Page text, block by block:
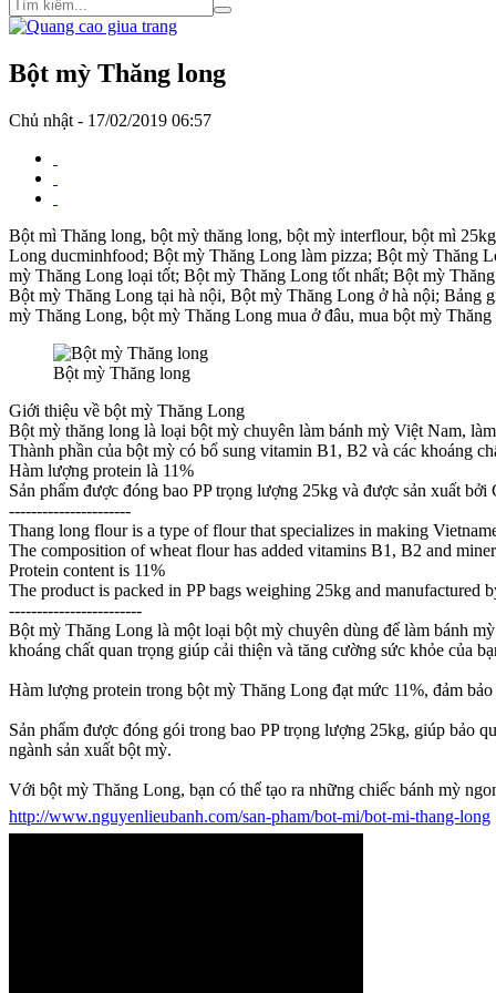
Bột mỳ Thăng long
Chủ nhật - 17/02/2019 06:57
Bột mì Thăng long, bột mỳ thăng long, bột mỳ interflour, bột mì
Long ducminhfood; Bột mỳ Thăng Long làm pizza; Bột mỳ Thăng
mỳ Thăng Long loại tốt; Bột mỳ Thăng Long tốt nhất; Bột mỳ
Bột mỳ Thăng Long tại hà nội, Bột mỳ Thăng Long ở hà nội; Bảng
mỳ Thăng Long, bột mỳ Thăng Long mua ở đâu, mua bột mỳ
Bột mỳ Thăng long
Giới thiệu về bột mỳ Thăng Long
Bột mỳ thăng long là loại bột mỳ chuyên làm bánh mỳ Việt Nam,
Thành phần của bột mỳ có bổ sung vitamin B1, B2 và các khoáng
Hàm lượng protein là 11%
Sản phẩm được đóng bao PP trọng lượng 25kg và được sản xuất
----------------------
Thang long flour is a type of flour that specializes in making
The composition of wheat flour has added vitamins B1, B2 and
Protein content is 11%
The product is packed in PP bags weighing 25kg and manufactured
------------------------
Bột mỳ Thăng Long là một loại bột mỳ chuyên dùng để làm bánh
khoáng chất quan trọng giúp cải thiện và tăng cường sức khỏe của
Hàm lượng protein trong bột mỳ Thăng Long đạt mức 11%, đảm
Sản phẩm được đóng gói trong bao PP trọng lượng 25kg, giúp bảo
ngành sản xuất bột mỳ.
Với bột mỳ Thăng Long, bạn có thể tạo ra những chiếc bánh mỳ
http://www.nguyenlieubanh.com/san-pham/bot-mi/bot-mi-thang-long